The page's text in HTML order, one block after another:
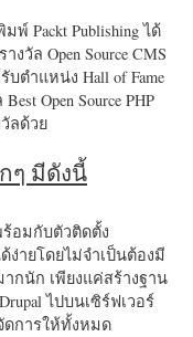
พ์ Packt Publishing ได้
งวัล Open Source CMS
ตำแหน่ง Hall of Fame
Open Source PHP
ลด้วย
ๆ มีดังนี้
ร้อมกับตัวติดตั้ง
ง่ายโดยไม่จำเป็นต้องมี
กนัก เพียงแค่สร้างฐาน
ไปบนเซิร์ฟเวอร์
ดการให้ทั้งหมด